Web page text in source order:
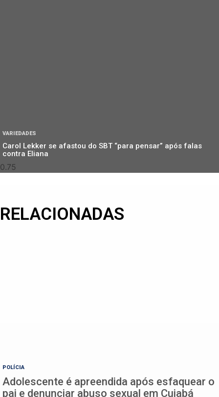
VARIEDADES
Carol Lekker se afastou do SBT “para pensar” após falas
contra Eliana
RELACIONADAS
POLÍCIA
Adolescente é apreendida após esfaquear o
pai e denunciar abuso sexual em Cuiabá